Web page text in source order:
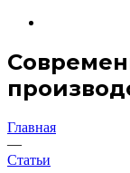
Главная
—
Статьи